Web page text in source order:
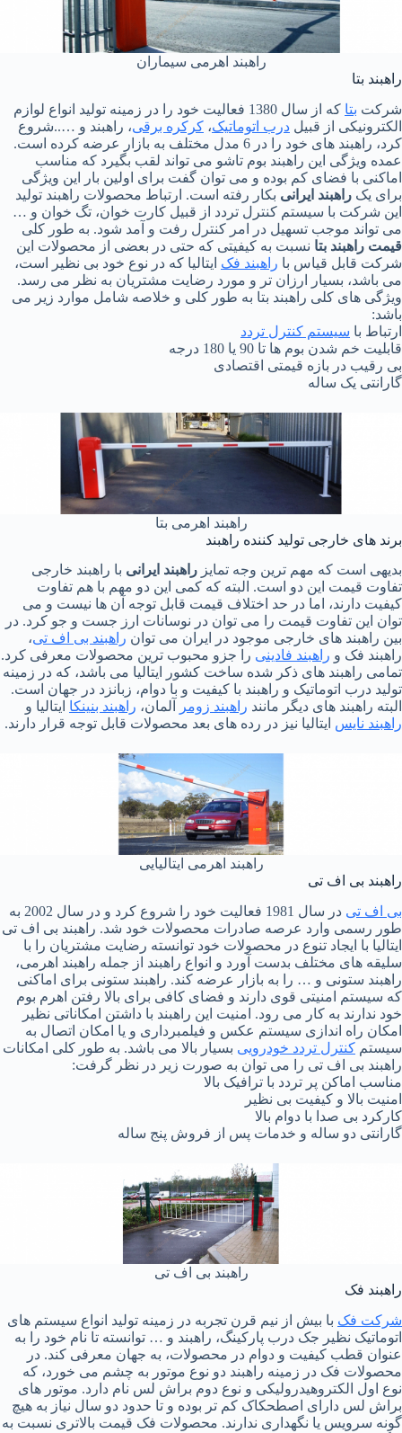
راهبند اهرمی سیماران
راهبند بتا
شرکت بتا
که از سال 1380 فعالیت خود را در زمینه تولید انواع لوازم
الکترونیکی از قبیل درب اتوماتیک، کرکره برقی، راهبند و …..شروع
کرد، راهبند های خود را در 6 مدل مختلف به بازار عرضه کرده است.
عمده ویژگی این راهبند بوم تاشو می تواند لقب بگیرد که مناسب
اماکنی با فضای کم بوده و می توان گفت برای اولین بار این ویژگی
برای یک راهبند ایرانی بکار رفته است. ارتباط محصولات راهبند تولید
این شرکت با سیستم کنترل تردد از قبیل کارت خوان، تگ خوان و …
می تواند موجب تسهیل در امر کنترل رفت و آمد شود. به طور کلی
قیمت راهبند بتا نسبت به کیفیتی که حتی در بعضی از محصولات این
شرکت قابل قیاس با راهبند فک ایتالیا که در نوع خود بی نظیر است،
می باشد، بسیار ارزان تر و مورد رضایت مشتریان به نظر می رسد.
ویژگی های کلی راهبند بتا به طور کلی و خلاصه شامل موارد زیر می
باشد:
ارتباط با سیستم کنترل تردد
قابلیت خم شدن بوم ها تا 90 یا 180 درجه
بی رقیب در بازه قیمتی اقتصادی
گارانتی یک ساله
راهبند اهرمی بتا
برند های خارجی تولید کننده راهبند
بدیهی است که مهم ترین وجه تمایز راهبند ایرانی با راهبند خارجی
تفاوت قیمت این دو است. البته که کمی این دو مهم با هم تفاوت
کیفیت دارند، اما در حد اختلاف قیمت قابل توجه آن ها نیست و می
توان این تفاوت قیمت را می توان در نوسانات ارز جست و جو کرد. در
بین راهبند های خارجی موجود در ایران می توان راهبند بی اف تی،
راهبند فک و راهبند فادینی را جزو محبوب ترین محصولات معرفی کرد.
تمامی راهبند های ذکر شده ساخت کشور ایتالیا می باشد، که در زمینه
تولید درب اتوماتیک و راهبند با کیفیت و با دوام، زبانزد در جهان است.
البته راهبند های دیگر مانند راهبند زومر آلمان، راهبند بنینکا ایتالیا و
راهبند نایس ایتالیا نیز در رده های بعد محصولات قابل توجه قرار دارند.
راهبند اهرمی ایتالیایی
راهبند بی اف تی
بی اف تی
در سال 1981 فعالیت خود را شروع کرد و در سال 2002 به
طور رسمی وارد عرصه صادرات محصولات خود شد. راهبند بی اف تی
ایتالیا با ایجاد تنوع در محصولات خود توانسته رضایت مشتریان را با
سلیقه های مختلف بدست آورد و انواع راهبند از جمله راهبند اهرمی،
راهبند ستونی و … را به بازار عرضه کند. راهبند ستونی برای اماکنی
که سیستم امنیتی قوی دارند و فضای کافی برای بالا رفتن اهرم بوم
خود ندارند به کار می رود. امنیت این راهبند با داشتن امکاناتی نظیر
امکان راه اندازی سیستم عکس و فیلمبرداری و یا امکان اتصال به
سیستم کنترل تردد خودرویی بسیار بالا می باشد. به طور کلی امکانات
راهبند بی اف تی را می توان به صورت زیر در نظر گرفت:
مناسب اماکن پر تردد با ترافیک بالا
امنیت بالا و کیفیت بی نظیر
کارکرد بی صدا با دوام بالا
گارانتی دو ساله و خدمات پس از فروش پنج ساله
راهبند بی اف تی
راهبند فک
شرکت فک با بیش از نیم قرن تجربه در زمینه تولید انواع سیستم های
اتوماتیک نظیر جک درب پارکینگ، راهبند و … توانسته تا نام خود را به
عنوان قطب کیفیت و دوام در محصولات، به جهان معرفی کند. در
محصولات فک در زمینه راهبند دو نوع موتور به چشم می خورد، که
نوع اول الکتروهیدرولیکی و نوع دوم براش لس نام دارد. موتور های
براش لس دارای اصطحکاک کم تر بوده و تا حدود دو سال نیاز به هیچ
گونه سرویس یا نگهداری ندارند. محصولات فک قیمت بالاتری نسبت به